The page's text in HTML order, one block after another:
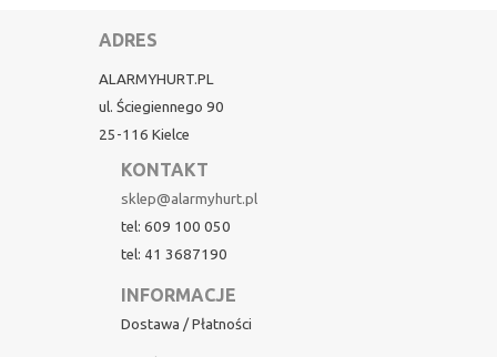
ADRES
ALARMYHURT.PL
ul. Ściegiennego 90
25-116 Kielce
KONTAKT
sklep@alarmyhurt.pl
tel: 609 100 050
tel: 41 3687190
INFORMACJE
Dostawa / Płatności